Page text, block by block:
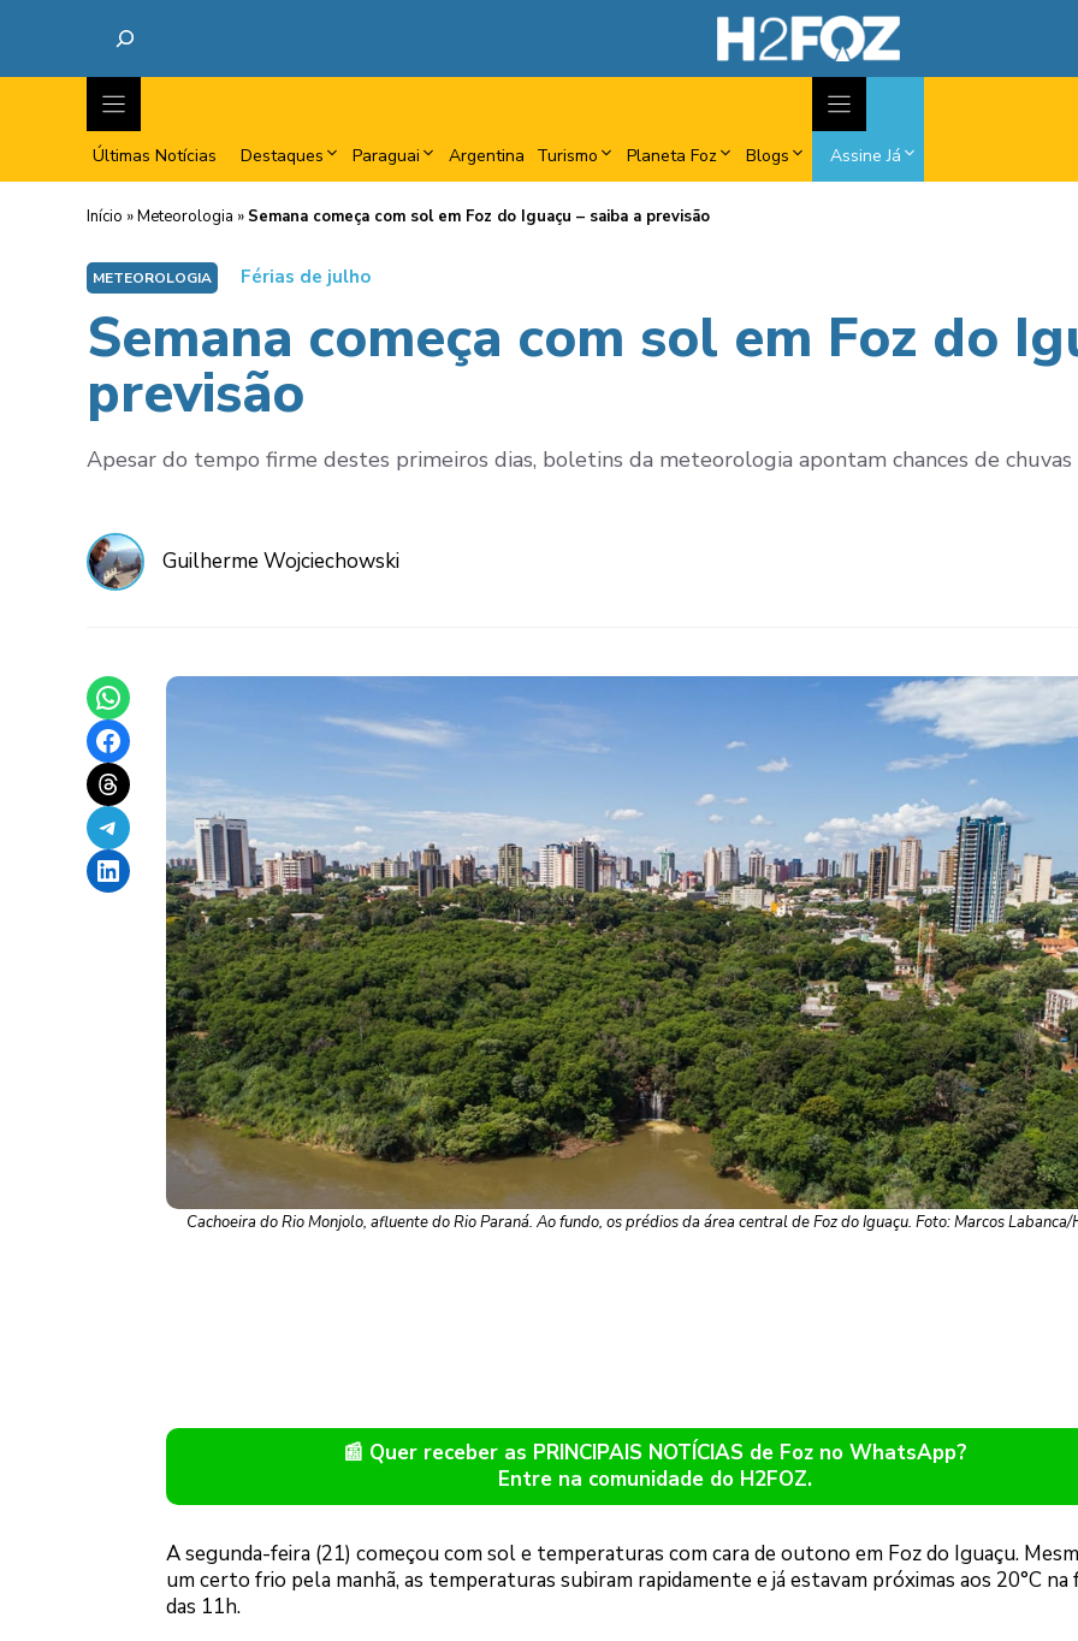
Últimas Notícias Destaques Paraguai Argentina Turismo Planeta Foz Blogs Assine Já
Início »Meteorologia » Semana começa com sol em Foz do Iguaçu – saiba a previsão
METEOROLOGIA Férias de julho
Semana começa com sol em Foz do
previsão
Apesar do tempo firme destes primeiros dias, boletins da meteorologia apontam chances de chuvas
Guilherme Wojciechowski
Share on WhatsApp
Share on Facebook
Share on Threads
Share on Telegram
Share on LinkedIn
Cachoeira do Rio Monjolo, afluente do Rio Paraná. Ao fundo, os prédios da área central de Foz do Iguaçu. Foto: Marcos
📰 Quer receber as PRINCIPAIS NOTÍCIAS de Foz no WhatsApp?
Entre na comunidade do H2FOZ.
A segunda-feira (21) começou com sol e temperaturas com cara de outono em Foz do Iguaçu.
um certo frio pela manhã, as temperaturas subiram rapidamente e já estavam próximas aos 20°C na
das 11h.